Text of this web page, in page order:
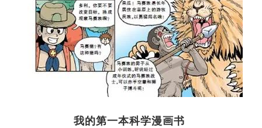
我的第一本科学漫画书